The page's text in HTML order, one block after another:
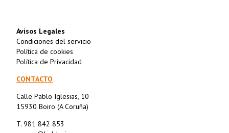
Avisos Legales
Condiciones del servicio
Política de cookies
Política de Privacidad
CONTACTO
Calle Pablo Iglesias, 10
15930 Boiro (A Coruña)
T. 981 842 853